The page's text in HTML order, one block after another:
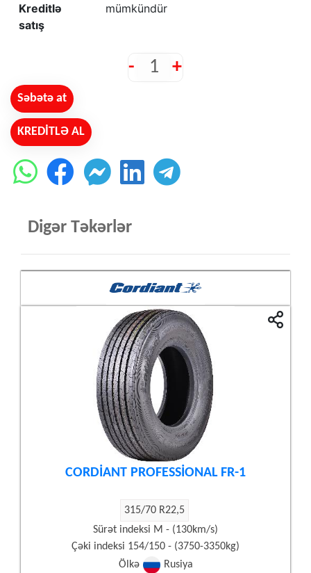
Kreditlə
satış
mümkündür
- +
Səbətə at
KREDİTLƏ AL
Digər Təkərlər
CORDİANT PROFESSİONAL FR-1
315/70 R22,5
Sürət indeksi M - (130km/s)
Çəki indeksi 154/150 - (3750-3350kg)
Ölkə
Rusiya